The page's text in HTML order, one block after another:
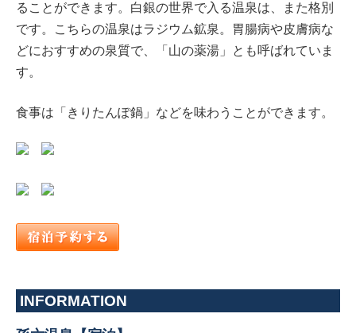
ることができます。白銀の世界で入る温泉は、また格別
です。こちらの温泉はラジウム鉱泉。胃腸病や皮膚病な
どにおすすめの泉質で、「山の薬湯」とも呼ばれていま
す。
食事は「きりたんぽ鍋」などを味わうことができます。
INFORMATION